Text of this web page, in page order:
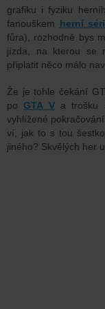
grafiku i fyziku
fanouškem herní
fůra), rozhodně bys
jízda, na kterou se
připlatit něco málo
Že je tohle čekání
po GTA Va trošku
vyhlížené
ví, jak to s tou
jiného? Skvělých her